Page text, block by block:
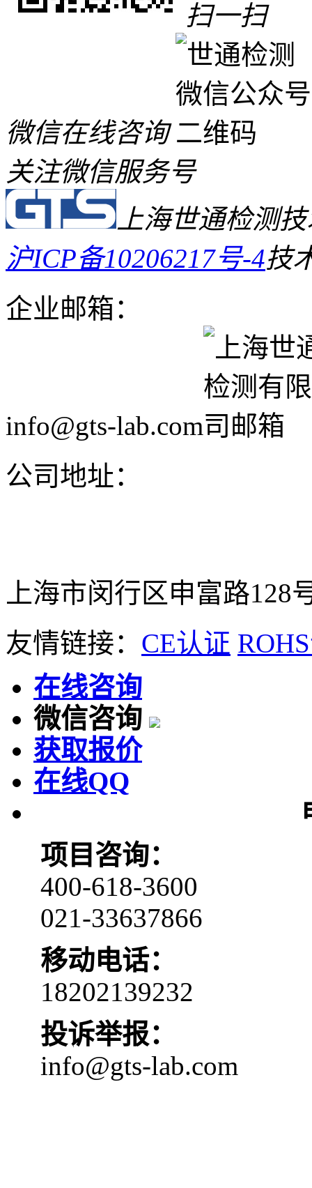
扫一扫
微信在线咨询
关注微信服务号
上海世通检测
沪ICP备10206217号-4技
企业邮箱：
info@gts-lab.com
公司地址：
上海市闵行区申富路128
友情链接： CE认证
在线咨询
微信咨询
获取报价
在线QQ
项目咨询：
400-618-3600
021-33637866
移动电话：
18202139232
投诉举报：
info@gts-lab.com